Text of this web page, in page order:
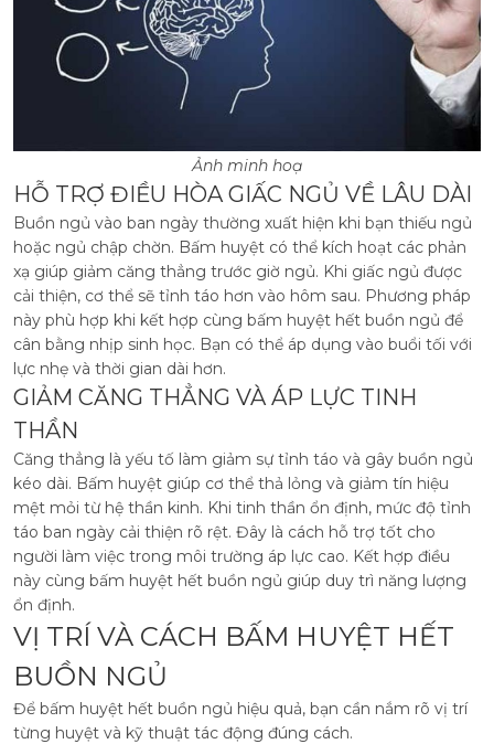
Ảnh minh hoạ
HỖ TRỢ ĐIỀU HÒA GIẤC NGỦ VỀ LÂU DÀI
Buồn ngủ vào ban ngày thường xuất hiện khi bạn thiếu ngủ
hoặc ngủ chập chờn. Bấm huyệt có thể kích hoạt các phản
xạ giúp giảm căng thẳng trước giờ ngủ. Khi giấc ngủ được
cải thiện, cơ thể sẽ tỉnh táo hơn vào hôm sau. Phương pháp
này phù hợp khi kết hợp cùng bấm huyệt hết buồn ngủ để
cân bằng nhịp sinh học. Bạn có thể áp dụng vào buổi tối với
lực nhẹ và thời gian dài hơn.
GIẢM CĂNG THẲNG VÀ ÁP LỰC TINH
THẦN
Căng thẳng là yếu tố làm giảm sự tỉnh táo và gây buồn ngủ
kéo dài. Bấm huyệt giúp cơ thể thả lỏng và giảm tín hiệu
mệt mỏi từ hệ thần kinh. Khi tinh thần ổn định, mức độ tỉnh
táo ban ngày cải thiện rõ rệt. Đây là cách hỗ trợ tốt cho
người làm việc trong môi trường áp lực cao. Kết hợp điều
này cùng bấm huyệt hết buồn ngủ giúp duy trì năng lượng
ổn định.
VỊ TRÍ VÀ CÁCH BẤM HUYỆT HẾT
BUỒN NGỦ
Để bấm huyệt hết buồn ngủ hiệu quả, bạn cần nắm rõ vị trí
từng huyệt và kỹ thuật tác động đúng cách.